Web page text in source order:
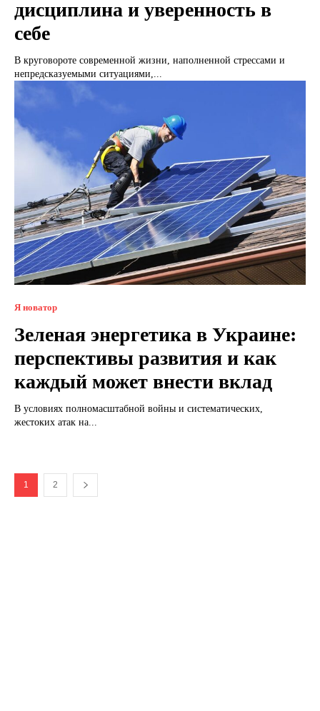
дисциплина и уверенность в
себе
В круговороте современной жизни, наполненной стрессами и
непредсказуемыми ситуациями,...
Я новатор
Зеленая энергетика в Украине:
перспективы развития и как
каждый может внести вклад
В условиях полномасштабной войны и систематических,
жестоких атак на...
1 2